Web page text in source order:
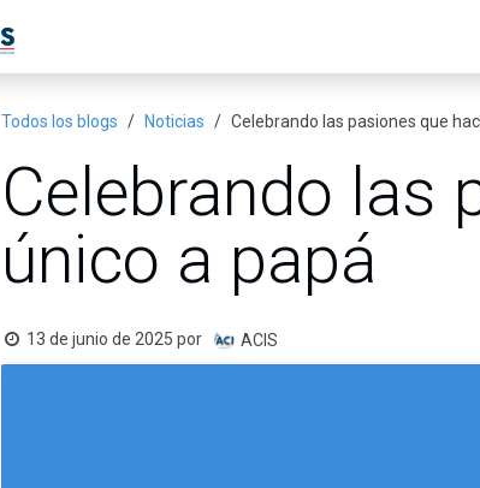
Todos los blogs Noticias Celebrando las pasiones que
Celebrando las
único a papá
13 de junio de 2025 por ACIS